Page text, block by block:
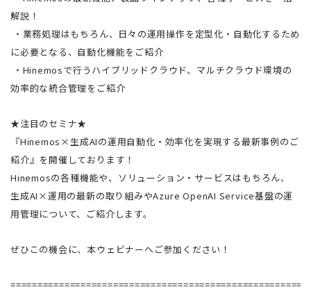
解説！
・業務処理はもちろん、日々の運用操作を定型化・自動化するため
に必要となる、自動化機能をご紹介
・Hinemosで行うハイブリッドクラウド、マルチクラウド環境の
効率的な統合管理をご紹介
★注目のセミナ★
『Hinemos×生成AIの運用自動化・効率化を実現する最新事例のご
紹介』を開催しております！
Hinemosの各種機能や、ソリューション・サービスはもちろん、
生成AI×運用の最新の取り組みやAzure OpenAI Service基盤の運
用管理について、ご紹介します。
ぜひこの機会に、本ウェビナーへご参加ください！